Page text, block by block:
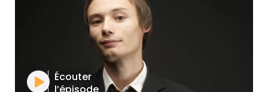
Écouter